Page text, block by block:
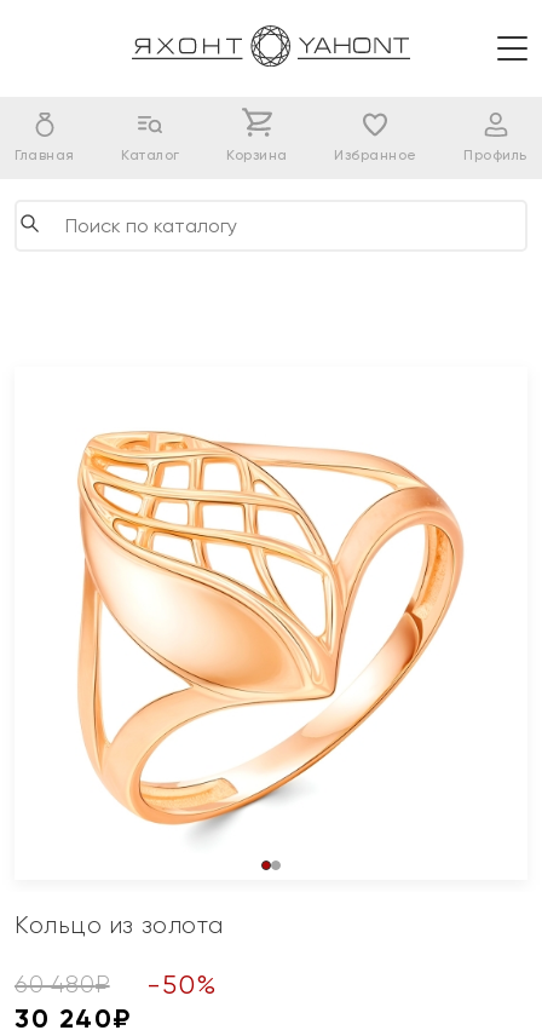
Главная Каталог Корзина Избранное Профиль
Кольцо из золота
60 480₽ -50%
30 240₽